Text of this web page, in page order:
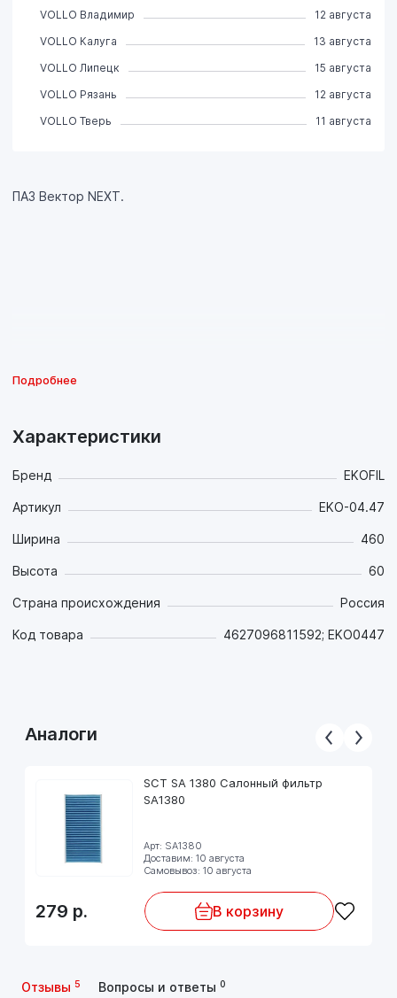
ПАЗ Вектор NEXT.
Подробнее
Характеристики
Бренд EKOFIL
Артикул EKO-04.47
Ширина 460
Высота 60
Страна происхождения Россия
Код товара 4627096811592; EKO0447
VOLLO Владимир
12 августа
VOLLO Калуга
13 августа
VOLLO Липецк
15 августа
VOLLO Рязань
12 августа
VOLLO Тверь
11 августа
Аналоги
SCT SA 1380 Салонный фильтр
SA1380
Арт: SA1380
Доставим: 10 августа
Самовывоз: 10 августа
279 р. В корзину
Отзывы 5 Вопросы и ответы 0